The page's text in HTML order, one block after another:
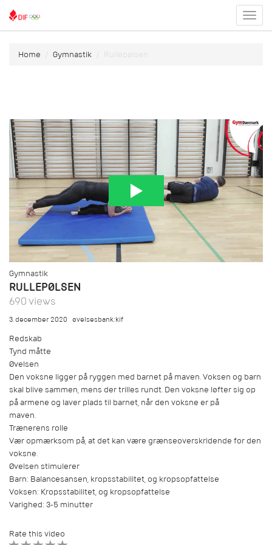
menu
Home Gymnastik Rullepølsen
Gymnastik
RULLEPØLSEN
690 views
3. december 2020 øvelsesbank:kif
Redskab
Tynd måtte
Øvelsen
Den voksne ligger på ryggen med barnet på maven. Voksen og barn
skal blive sammen, mens der trilles rundt. Den voksne løfter sig op
på armene og laver plads til barnet, når den voksne er på
maven.
Trænerens rolle
Vær opmærksom på, at det kan være grænseoverskridende for den
voksne.
Øvelsen stimulerer
Barn: Balancesansen, kropsstabilitet, og kropsopfattelse
Voksen: Kropsstabilitet, og kropsopfattelse
Varighed: 3-5 minutter
Rate this video